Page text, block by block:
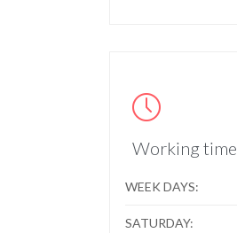

Working time
WEEK DAYS:
SATURDAY: